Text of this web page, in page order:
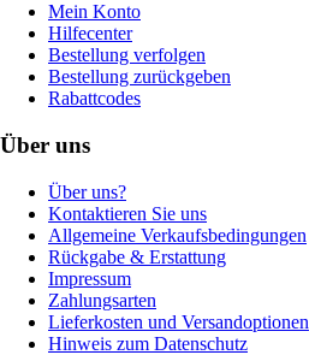
Mein Konto
Hilfecenter
Bestellung verfolgen
Bestellung zurückgeben
Rabattcodes
Über uns
Über uns?
Kontaktieren Sie uns
Allgemeine Verkaufsbedingungen
Rückgabe & Erstattung
Impressum
Zahlungsarten
Lieferkosten und Versandoptionen
Hinweis zum Datenschutz